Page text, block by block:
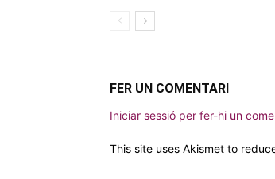
FER UN COMENTARI
Iniciar sessió per fer-hi un
This site uses Akismet to